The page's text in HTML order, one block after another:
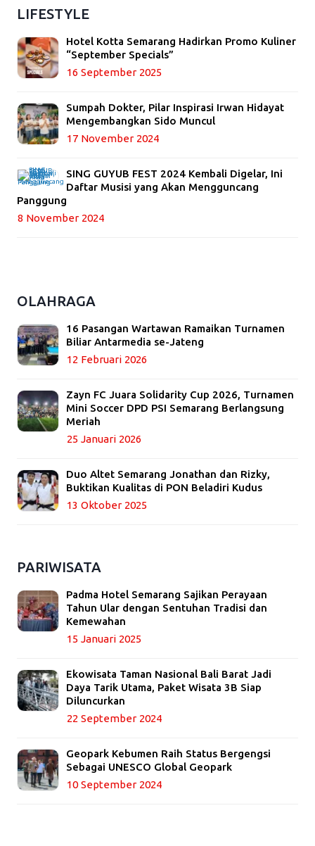
LIFESTYLE
Hotel Kotta Semarang Hadirkan Promo Kuliner
“September Specials”
16 September 2025
Sumpah Dokter, Pilar Inspirasi Irwan Hidayat
Mengembangkan Sido Muncul
17 November 2024
SING GUYUB FEST 2024 Kembali Digelar, Ini
Daftar Musisi yang Akan Mengguncang
Panggung
8 November 2024
OLAHRAGA
16 Pasangan Wartawan Ramaikan Turnamen
Biliar Antarmedia se-Jateng
12 Februari 2026
Zayn FC Juara Solidarity Cup 2026, Turnamen
Mini Soccer DPD PSI Semarang Berlangsung
Meriah
25 Januari 2026
Duo Altet Semarang Jonathan dan Rizky,
Buktikan Kualitas di PON Beladiri Kudus
13 Oktober 2025
PARIWISATA
Padma Hotel Semarang Sajikan Perayaan
Tahun Ular dengan Sentuhan Tradisi dan
Kemewahan
15 Januari 2025
Ekowisata Taman Nasional Bali Barat Jadi
Daya Tarik Utama, Paket Wisata 3B Siap
Diluncurkan
22 September 2024
Geopark Kebumen Raih Status Bergengsi
Sebagai UNESCO Global Geopark
10 September 2024